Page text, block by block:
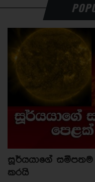
සූර්යයාගේ
කරයි